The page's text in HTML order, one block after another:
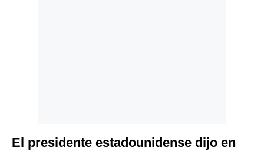
El presidente estadounidense dijo en